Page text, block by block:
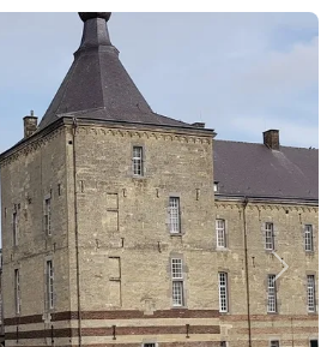
Next